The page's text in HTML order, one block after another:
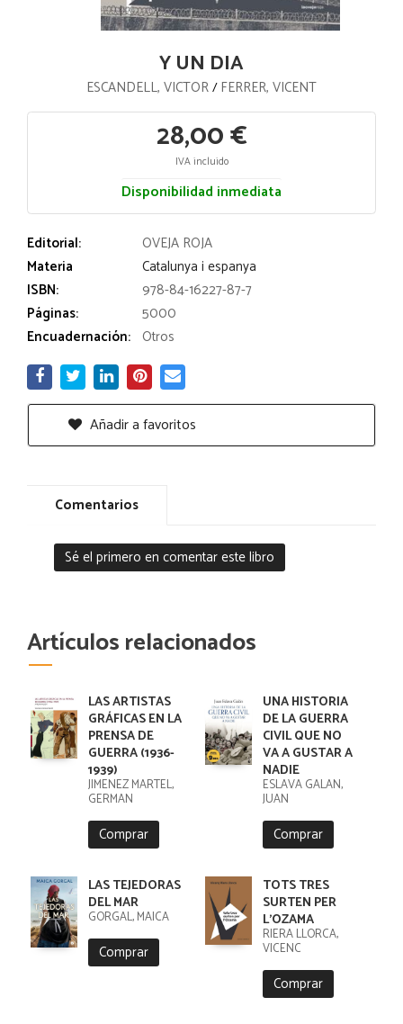
Y UN DIA
ESCANDELL, VICTOR/FERRER, VICENT
28,00 €
IVA incluido
Disponibilidad inmediata
Editorial:
OVEJA ROJA
Materia
Catalunya i espanya
ISBN:
978-84-16227-87-7
Páginas:
5000
Encuadernación: Otros
Añadir a favoritos
Comentarios
Sé el primero en comentar este libro
Artículos relacionados
LAS ARTISTAS
GRÁFICAS EN LA
PRENSA DE
GUERRA (1936-
1939)
JIMENEZ MARTEL,
GERMAN
Comprar
UNA HISTORIA
DE LA GUERRA
CIVIL QUE NO
VA A GUSTAR A
NADIE
ESLAVA GALAN,
JUAN
Comprar
LAS TEJEDORAS
DEL MAR
GORGAL, MAICA
Comprar
TOTS TRES
SURTEN PER
L'OZAMA
RIERA LLORCA,
VICENC
Comprar